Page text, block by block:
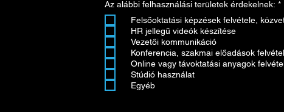
Az alábbi felhasználási területek érdekelnek: *K
t
z
Felsőoktatási képzések felvétele,
HR jellegű videók készítése
Vezetői kommunikáció
Konferencia, szakmai előadások
Online vagy távoktatási anyagok
Stúdió használat
Egyéb